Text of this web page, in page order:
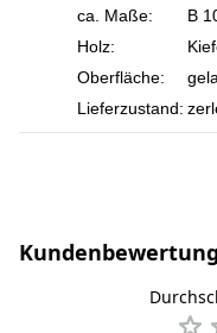
ca. Maße:
B
Holz:
Oberfläche:
Lieferzustand: